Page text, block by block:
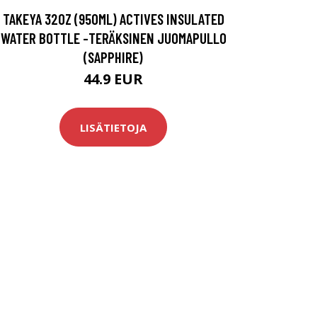
TAKEYA 32OZ (950ML) ACTIVES INSULATED
WATER BOTTLE -TERÄKSINEN JUOMAPULLO
(SAPPHIRE)
44.9 EUR
LISÄTIETOJA